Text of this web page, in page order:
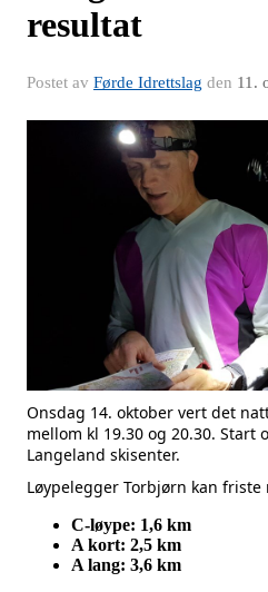
resultat
Postet av Førde Idrettslag den 11.
Onsdag 14. oktober vert det
mellom kl 19.30 og 20.30. Start
Langeland skisenter.
Løypelegger Torbjørn kan
C-løype: 1,6 km
A kort: 2,5 km
A lang: 3,6 km